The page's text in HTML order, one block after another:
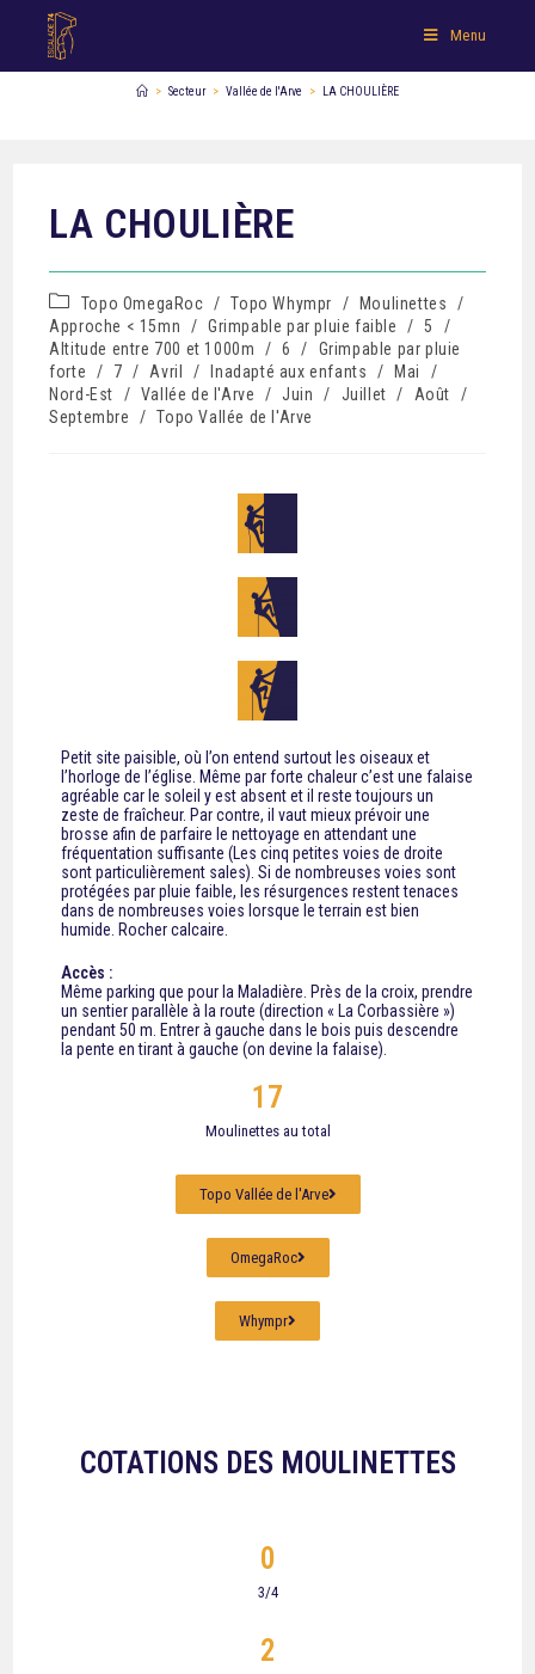
Menu
> Secteur > Vallée de l'Arve > LA CHOULIÈRE
LA CHOULIÈRE
Topo OmegaRoc / Topo Whympr / Moulinettes
/
Approche < 15mn
/ Grimpable par pluie faible / 5
/
Altitude entre 700 et 1000m
/ 6 /
Grimpable par pluie
forte
/ 7 / Avril / Inadapté aux enfants / Mai
/
Nord-Est
/ Vallée de l'Arve / Juin / Juillet / Août
/
Septembre
/ Topo Vallée de l'Arve
Petit site paisible, où l’on entend surtout les oiseaux et
l’horloge de l’église. Même par forte chaleur c’est une falaise
agréable car le soleil y est absent et il reste toujours un
zeste de fraîcheur. Par contre, il vaut mieux prévoir une
brosse afin de parfaire le nettoyage en attendant une
fréquentation suffisante (Les cinq petites voies de droite
sont particulièrement sales). Si de nombreuses voies sont
protégées par pluie faible, les résurgences restent tenaces
dans de nombreuses voies lorsque le terrain est bien
humide. Rocher calcaire.
Accès :
Même parking que pour la Maladière. Près de la croix, prendre
un sentier parallèle à la route (direction « La Corbassière »)
pendant 50 m. Entrer à gauche dans le bois puis descendre
la pente en tirant à gauche (on devine la falaise).
Moulinettes au total
17
Topo Vallée de l'Arve
OmegaRoc
Whympr
COTATIONS DES MOULINETTES
3/4
0
2